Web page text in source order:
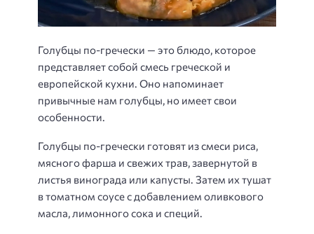
Голубцы по-гречески — это блюдо, которое
представляет собой смесь греческой и
европейской кухни. Оно напоминает
привычные нам голубцы, но имеет свои
особенности.
Голубцы по-гречески готовят из смеси риса,
мясного фарша и свежих трав, завернутой в
листья винограда или капусты. Затем их тушат
в томатном соусе с добавлением оливкового
масла, лимонного сока и специй.